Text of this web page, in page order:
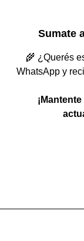
Sumate
🌾 ¿Querés
WhatsApp y